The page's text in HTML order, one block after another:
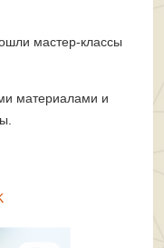
мастер-классы
материалами и